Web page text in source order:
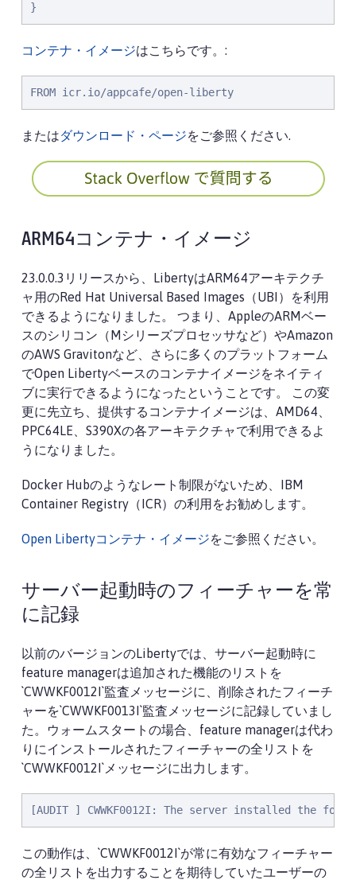
}
コンテナ・イメージはこちらです。:
FROM icr.io/appcafe/open-liberty
またはダウンロード・ページをご参照ください.
ARM64コンテナ・イメージ
23.0.0.3リリースから、LibertyはARM64アーキテクチ
ャ用のRed Hat Universal Based Images（UBI）を利用
できるようになりました。 つまり、AppleのARMベー
スのシリコン（Mシリーズプロセッサなど）やAmazon
のAWS Gravitonなど、さらに多くのプラットフォーム
でOpen Libertyベースのコンテナイメージをネイティ
ブに実行できるようになったということです。 この変
更に先立ち、提供するコンテナイメージは、AMD64、
PPC64LE、S390Xの各アーキテクチャで利用できるよ
うになりました。
Docker Hubのようなレート制限がないため、IBM
Container Registry（ICR）の利用をお勧めします。
Open Libertyコンテナ・イメージをご参照ください。
サーバー起動時のフィーチャーを常
に記録
以前のバージョンのLibertyでは、サーバー起動時に
feature managerは追加された機能のリストを
`CWWKF0012I`監査メッセージに、削除されたフィーチ
ャーを`CWWKF0013I`監査メッセージに記録していまし
た。ウォームスタートの場合、feature managerは代わ
りにインストールされたフィーチャーの全リストを
`CWWKF0012I`メッセージに出力します。
[AUDIT ] CWWKF0012I: The server installed the
この動作は、`CWWKF0012I`が常に有効なフィーチャー
の全リストを出力することを期待していたユーザーの